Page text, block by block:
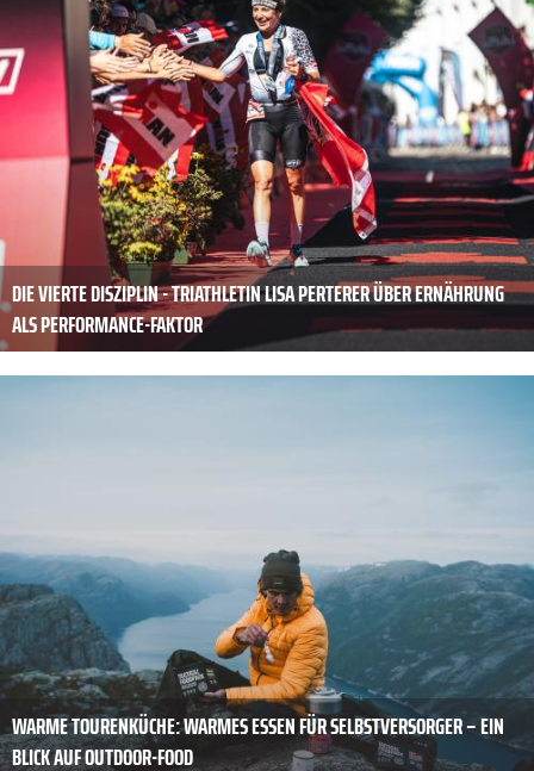
DIE VIERTE DISZIPLIN - TRIATHLETIN LISA PERTERER ÜBER ERNÄHRUNG
ALS PERFORMANCE-FAKTOR
WARME TOURENKÜCHE: WARMES ESSEN FÜR SELBSTVERSORGER – EIN
BLICK AUF OUTDOOR-FOOD